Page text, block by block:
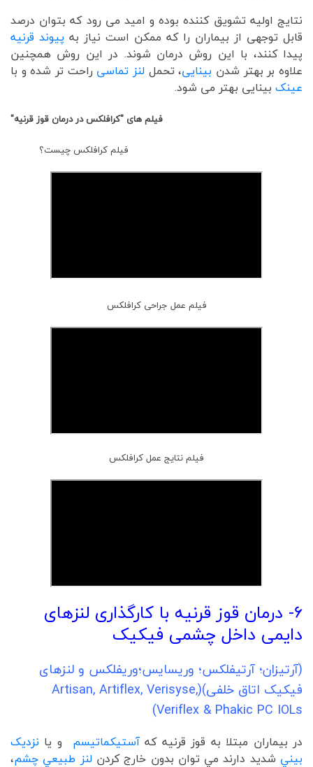
نتایج اولیه تشویق کننده بوده و امید می رود که بتوان درصد
قابل توجهی از بیماران را که ممکن است نیاز به پیوند قرنیه
پیدا کنند، با این روش درمان شوند. در این روش همچنین
علاوه بر بهتر شدن بینایی، تحمل لنز تماسی راحت تر شده و با
عینک بینایی بهتر می شود.
فیلم های "کرافلکس در درمان قوز قرنیه"
فیلم کرافلکس چیست؟
فیلم عمل جراحی کرافلکس
فیلم نتایج عمل کرافلکس
6- درمان قوز قرنیه با کارگذاری لنزهای
دايمی داخل چشمی فیکیک
(آرتیزان؛ آرتیفلکس؛ وریسایس؛وریفلکس و لنزهای
فیکیک اتاق خلفی)(Artisan, Artiflex, Verisyse,
Veriflex & Phakic PC IOLs)
در بيماران مبتلا به قوز قرنیه کهآستیکماتیسم و يا نزديک
بيني شديد دارند مي توان بدون خارج کردنلنز طبيعي چشم،